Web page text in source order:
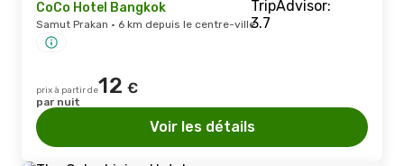
CoCo Hotel Bangkok
Samut Prakan · 6 km depuis le centre-ville
prix à partir de12 €
par nuit
Voir les détails